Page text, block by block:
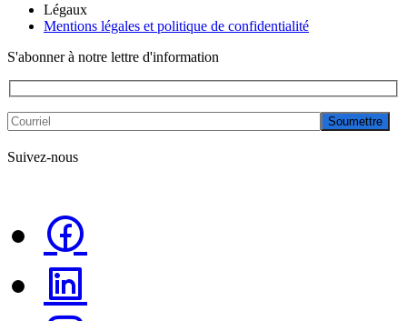
Légaux
Mentions légales et politique de confidentialité
S'abonner à notre lettre d'information
Soumettre
Suivez-nous